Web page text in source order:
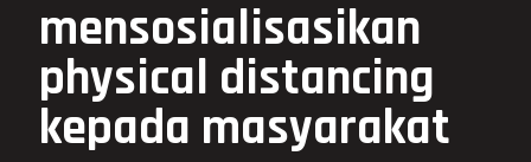
mensosialisasikan
physical distancing
kepada masyarakat